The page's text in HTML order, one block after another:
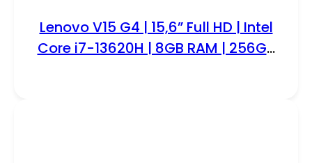
Lenovo V15 G4 | 15,6” Full HD | Intel
Core i7-13620H | 8GB RAM | 256GB